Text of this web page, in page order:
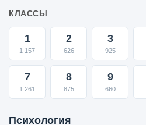
КЛАССЫ
1
1 157
2
626
3
925
7
1 261
8
875
9
660
Психология